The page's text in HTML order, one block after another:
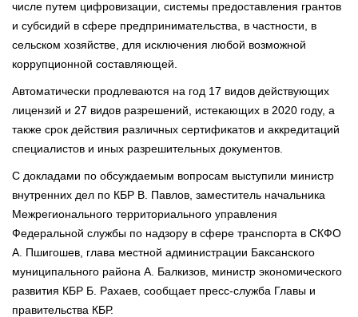
числе путем цифровизации, системы предоставления грантов
и субсидий в сфере предпринимательства, в частности, в
сельском хозяйстве, для исключения любой возможной
коррупционной составляющей.
Автоматически продлеваются на год 17 видов действующих
лицензий и 27 видов разрешений, истекающих в 2020 году, а
также срок действия различных сертификатов и аккредитаций
специалистов и иных разрешительных документов.
С докладами по обсуждаемым вопросам выступили министр
внутренних дел по КБР В. Павлов, заместитель начальника
Межрегионального территориального управления
Федеральной службы по надзору в сфере транспорта в СКФО
А. Пшигошев, глава местной администрации Баксанского
муниципального района А. Балкизов, министр экономического
развития КБР Б. Рахаев, сообщает пресс-служба Главы и
правительства КБР.